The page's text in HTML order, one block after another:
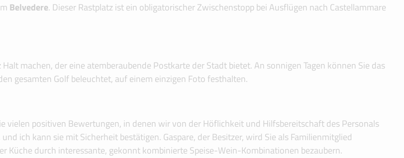
Belvedere. Dieser Rastplatz ist ein obligatorischer Zwischenstopp bei Ausflügen nach Castellammare
machen, der eine atemberaubende Postkarte der Stadt bietet. An sonnigen Tagen können Sie das
gesamten Golf beleuchtet, auf einem einzigen Foto festhalten.
vielen positiven Bewertungen, in denen wir von der Höflichkeit und Hilfsbereitschaft des Personals
ich kann sie mit Sicherheit bestätigen. Gaspare, der Besitzer, wird Sie als Familienmitglied
durch interessante, gekonnt kombinierte Speise-Wein-Kombinationen bezaubern.